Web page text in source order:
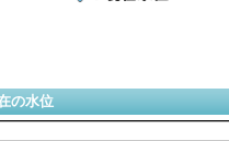
の水位